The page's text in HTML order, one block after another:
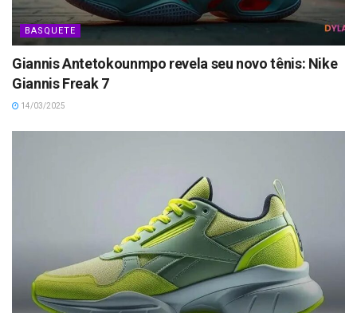
BASQUETE
Giannis Antetokounmpo revela seu novo tênis: Nike
Giannis Freak 7
14/03/2025